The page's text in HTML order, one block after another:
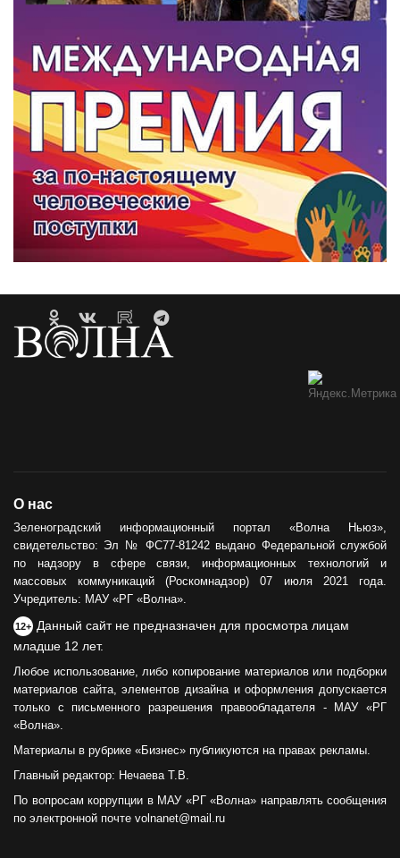
О нас
Зеленоградский информационный портал «Волна Ньюз»,
свидетельство: Эл № ФС77-81242 выдано Федеральной службой
по надзору в сфере связи, информационных технологий и
массовых коммуникаций (Роскомнадзор) 07 июля 2021 года.
Учредитель: МАУ «РГ «Волна».
12+ Данный сайт не предназначен для просмотра лицам
младше 12 лет.
Любое использование, либо копирование материалов или подборки
материалов сайта, элементов дизайна и оформления допускается
только с письменного разрешения правообладателя - МАУ «РГ
«Волна».
Материалы в рубрике «Бизнес» публикуются на правах рекламы.
Главный редактор: Нечаева Т.В.
По вопросам коррупции в МАУ «РГ «Волна» направлять сообщения
по электронной почте volnanet@mail.ru